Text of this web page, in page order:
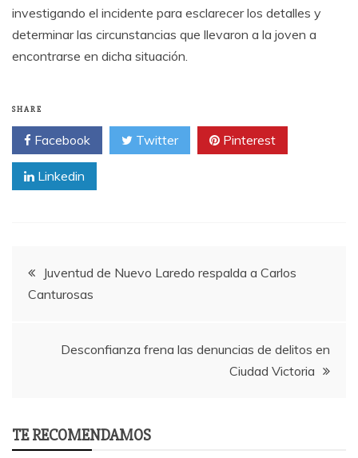
investigando el incidente para esclarecer los detalles y
determinar las circunstancias que llevaron a la joven a
encontrarse en dicha situación.
SHARE
Facebook Twitter Pinterest
Linkedin
Post
navigation
Juventud de Nuevo Laredo respalda a Carlos
Canturosas
Desconfianza frena las denuncias de delitos en
Ciudad Victoria
TE RECOMENDAMOS